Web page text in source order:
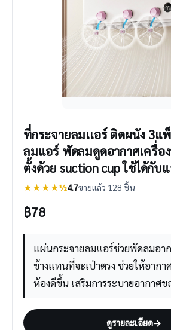
ที่กระจายลมเเอร์ ติดผนัง 3แ
ลมแอร์ พัดลมดูดอากาศเครื่อ
ตั้งด้วย suction cup ใช้ได้กับ
★★★★½4.7ขายแล้ว 128 ชิ้น
฿78
แผ่นกระจายลมแอร์ช่วยพัดลมอา
ข้างแทนที่จะเป่าตรง ช่วยให้อาก
ห้องดีขึ้น เสริมการระบายอากาศ
ดูรายละเอียด→